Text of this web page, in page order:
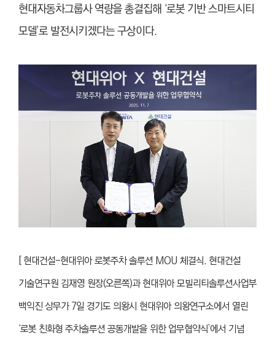
현대자동차그룹사 역량을 총결집해 ‘로봇 기반 스마트시티
모델’로 발전시키겠다는 구상이다.
[ 현대건설-현대위아 로봇주차 솔루션 MOU 체결식. 현대건설
기술연구원 김재영 원장(오른쪽)과 현대위아 모빌리티솔루션사업부
백익진 상무가 7일 경기도 의왕시 현대위아 의왕연구소에서 열린
‘로봇 친화형 주차솔루션 공동개발을 위한 업무협약식’에서 기념